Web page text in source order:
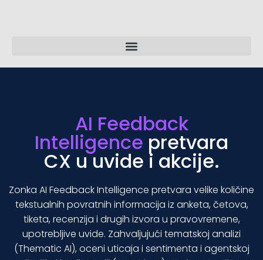
AI Feedback
Intelligence pretvara
CX u uvide i akcije.
Zonka AI Feedback Intelligence pretvara velike količine
tekstualnih povratnih informacija iz anketa, četova,
tiketa, recenzija i drugih izvora u pravovremene,
upotrebljive uvide. Zahvaljujući tematskoj analizi
(Thematic AI), oceni uticaja i sentimenta i agentskoj